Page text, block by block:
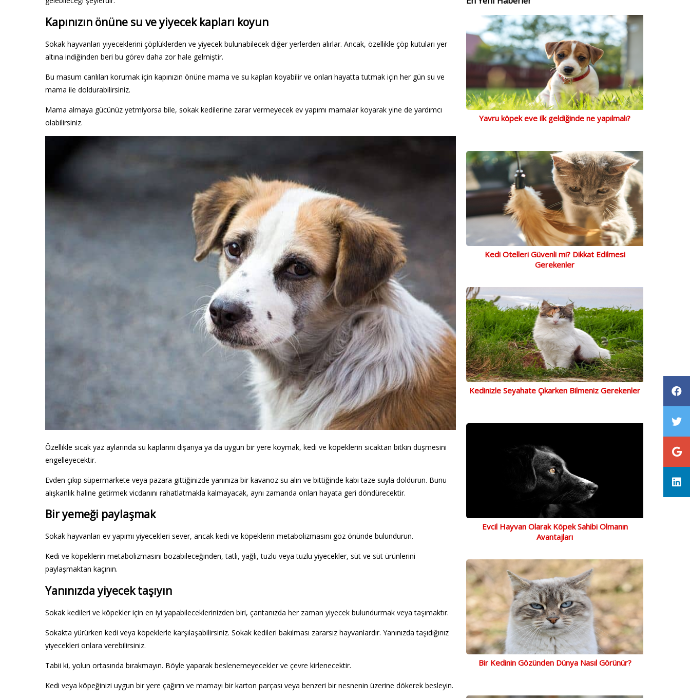
Kapınızın önüne su ve yiyecek kapları koyun
Sokak hayvanları yiyeceklerini çöplüklerden ve yiyecek bulunabilecek diğer yerlerden alırlar. Ancak, özellikle çöp kutuları yer
altına indiğinden beri bu görev daha zor hale gelmiştir.
Bu masum canlıları korumak için kapınızın önüne mama ve su kapları koyabilir ve onları hayatta tutmak için her gün su ve
mama ile doldurabilirsiniz.
Mama almaya gücünüz yetmiyorsa bile, sokak kedilerine zarar vermeyecek ev yapımı mamalar koyarak yine de yardımcı
olabilirsiniz.
Özellikle sıcak yaz aylarında su kaplarını dışarıya ya da uygun bir yere koymak, kedi ve köpeklerin sıcaktan bitkin düşmesini
engelleyecektir.
Evden çıkıp süpermarkete veya pazara gittiğinizde yanınıza bir kavanoz su alın ve bittiğinde kabı taze suyla doldurun. Bunu
alışkanlık haline getirmek vicdanını rahatlatmakla kalmayacak, aynı zamanda onları hayata geri döndürecektir.
Bir yemeği paylaşmak
Sokak hayvanları ev yapımı yiyecekleri sever, ancak kedi ve köpeklerin metabolizmasını göz önünde bulundurun.
Kedi ve köpeklerin metabolizmasını bozabileceğinden, tatlı, yağlı, tuzlu veya tuzlu yiyecekler, süt ve süt ürünlerini
paylaşmaktan kaçının.
Yanınızda yiyecek taşıyın
Sokak kedileri ve köpekler için en iyi yapabileceklerinizden biri, çantanızda her zaman yiyecek bulundurmak veya taşımaktır.
Sokakta yürürken kedi veya köpeklerle karşılaşabilirsiniz. Sokak kedileri bakılması zararsız hayvanlardır. Yanınızda taşıdığınız
yiyecekleri onlara verebilirsiniz.
Tabii ki, yolun ortasında bırakmayın. Böyle yaparak beslenemeyecekler ve çevre kirlenecektir.
Kedi veya köpeğinizi uygun bir yere çağırın ve mamayı bir karton parçası veya benzeri bir nesnenin üzerine dökerek besleyin.
Yavru köpek eve ilk geldiğinde ne yapılmalı?
Kedi Otelleri Güvenli mi? Dikkat Edilmesi
Gerekenler
Kedinizle Seyahate Çıkarken Bilmeniz Gerekenler
Evcil Hayvan Olarak Köpek Sahibi Olmanın
Avantajları
Bir Kedinin Gözünden Dünya Nasıl Görünür?